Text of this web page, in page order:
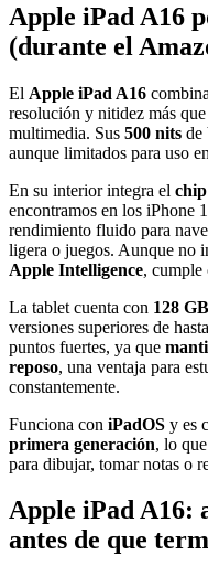
Apple iPad A16
(durante el
El Apple iPad A16
resolución y nitidez más
multimedia. Sus 500 nits de
aunque limitados para uso
En su interior integra el
encontramos en los iPhone
rendimiento fluido para
ligera o juegos. Aunque no
Apple Intelligence, cumple
La tablet cuenta con 128
versiones superiores de
puntos fuertes, ya que
reposo, una ventaja para
constantemente.
Funciona con iPadOS y es
primera generación, lo
para dibujar, tomar notas o
Apple iPad A16:
antes de que